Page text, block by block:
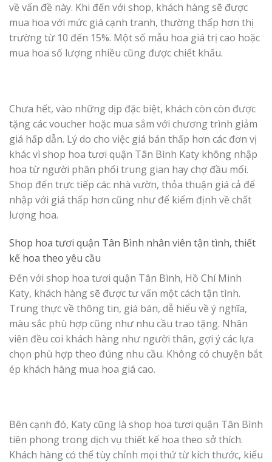
về vấn đề này. Khi đến với shop, khách hàng sẽ được
mua hoa với mức giá cạnh tranh, thường thấp hơn thị
trường từ 10 đến 15%. Một số mẫu hoa giá trị cao hoặc
mua hoa số lượng nhiều cũng được chiết khấu.
Chưa hết, vào những dịp đặc biệt, khách còn còn được
tặng các voucher hoặc mua sắm với chương trình giảm
giá hấp dẫn. Lý do cho việc giá bán thấp hơn các đơn vị
khác vì shop hoa tươi quận Tân Bình Katy không nhập
hoa từ người phân phối trung gian hay chợ đầu mối.
Shop đến trực tiếp các nhà vườn, thỏa thuận giá cả để
nhập với giá thấp hơn cũng như để kiểm định về chất
lượng hoa.
Shop hoa tươi quận Tân Bình nhân viên tận tình, thiết
kế hoa theo yêu cầu
Đến với shop hoa tươi quận Tân Bình, Hồ Chí Minh
Katy, khách hàng sẽ được tư vấn một cách tận tình.
Trung thực về thông tin, giá bán, dễ hiểu về ý nghĩa,
màu sắc phù hợp cũng như nhu cầu trao tặng. Nhân
viên đều coi khách hàng như người thân, gợi ý các lựa
chọn phù hợp theo đúng nhu cầu. Không có chuyện bắt
ép khách hàng mua hoa giá cao.
Bên cạnh đó, Katy cũng là shop hoa tươi quận Tân Bình
tiên phong trong dịch vụ thiết kế hoa theo sở thích.
Khách hàng có thể tùy chỉnh mọi thứ từ kích thước, kiểu